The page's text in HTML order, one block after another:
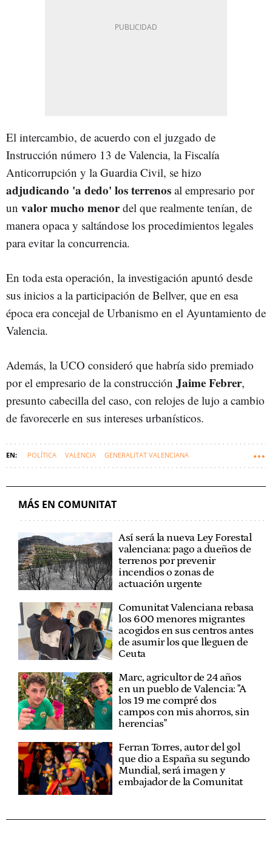
El intercambio, de acuerdo con el juzgado de
Instrucción número 13 de Valencia, la Fiscalía
Anticorrupción y la Guardia Civil, se hizo
adjudicando 'a dedo' los terrenos al empresario por
un valor mucho menordel que realmente tenían, de
manera opaca y saltándose los procedimientos legales
para evitar la concurrencia.
En toda esta operación, la investigación apuntó desde
sus inicios a la participación de Bellver, que en esa
época era concejal de Urbanismo en el Ayuntamiento de
Valencia.
Además, la UCO consideró que habría sido premiado
por el empresario de la construcción Jaime Febrer,
presunto cabecilla del caso, con relojes de lujo a cambio
de favorecerle en sus intereses urbanísticos.
POLÍTICA VALENCIA GENERALITAT VALENCIANA
JUANFRAN PÉREZ LLORCA
MÁS EN COMUNITAT
Así será la nueva Ley Forestal
valenciana: pago a dueños de
terrenos por prevenir
incendios o zonas de
actuación urgente
Comunitat Valenciana rebasa
los 600 menores migrantes
acogidos en sus centros antes
de asumir los que lleguen de
Ceuta
Marc, agricultor de 24 años
en un pueblo de Valencia: "A
los 19 me compré dos
campos con mis ahorros, sin
herencias"
Ferran Torres, autor del gol
que dio a España su segundo
Mundial, será imagen y
embajador de la Comunitat